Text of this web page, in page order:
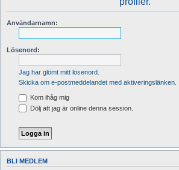
Användarnamn:
Lösenord:
Jag har glömt mitt lösenord.
Skicka om e-postmeddelandet med aktiveringslänken.
Kom ihåg mig
Dölj att jag är online denna session.
BLI MEDLEM